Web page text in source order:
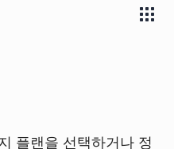
플랜을 선택하거나 정